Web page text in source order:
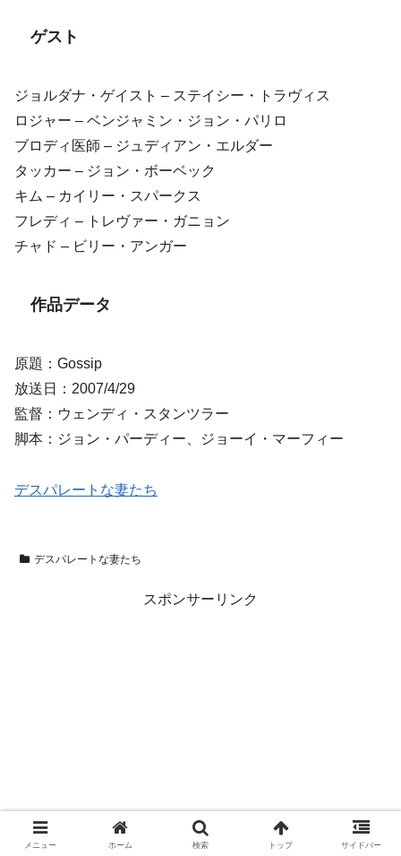
ゲスト
ジョルダナ・ゲイスト – ステイシー・トラヴィス
ロジャー – ベンジャミン・ジョン・パリロ
ブロディ医師 – ジュディアン・エルダー
タッカー – ジョン・ボーベック
キム – カイリー・スパークス
フレディ – トレヴァー・ガニョン
チャド – ビリー・アンガー
作品データ
原題：Gossip
放送日：2007/4/29
監督：ウェンディ・スタンツラー
脚本：ジョン・パーディー、ジョーイ・マーフィー
デスパレートな妻たち
デスパレートな妻たち
スポンサーリンク
メニュー ホーム 検索 トップ サイドバー